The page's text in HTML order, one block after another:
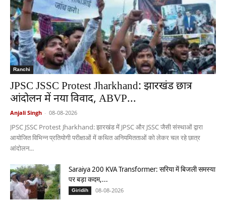
Ranchi
JPSC JSSC Protest Jharkhand: झारखंड छात्र
आंदोलन में नया विवाद, ABVP...
Anjali Singh - 08-08-2026
JPSC JSSC Protest Jharkhand: झारखंड में JPSC और JSSC जैसी संस्थाओं द्वारा
आयोजित विभिन्न प्रतियोगी परीक्षाओं में कथित अनियमितताओं को लेकर चल रहे छात्र
आंदोलन...
Saraiya 200 KVA Transformer: सरिया में बिजली समस्या
पर बड़ा कदम,...
Giridih 08-08-2026